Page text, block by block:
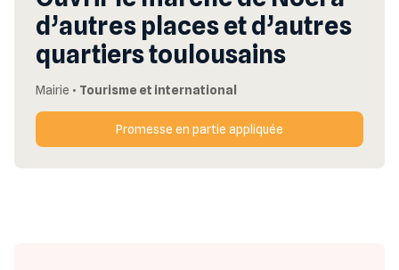
d’autres places et d’autres
quartiers toulousains
Mairie • Tourisme et international
Promesse en partie appliquée